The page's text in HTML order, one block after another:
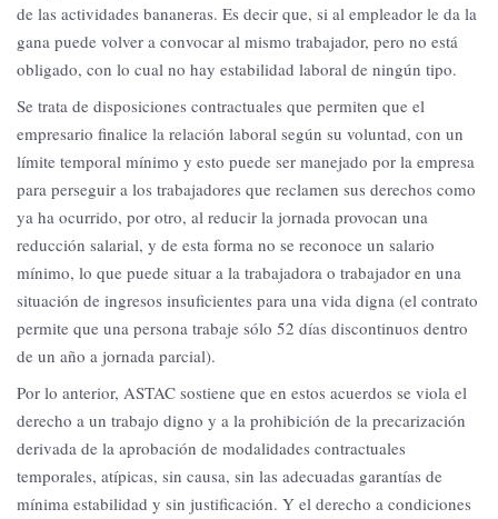
de las actividades bananeras. Es decir que, si al empleador le da la
gana puede volver a convocar al mismo trabajador, pero no está
obligado, con lo cual no hay estabilidad laboral de ningún tipo.
Se trata de disposiciones contractuales que permiten que el
empresario finalice la relación laboral según su voluntad, con un
límite temporal mínimo y esto puede ser manejado por la empresa
para perseguir a los trabajadores que reclamen sus derechos como
ya ha ocurrido, por otro, al reducir la jornada provocan una
reducción salarial, y de esta forma no se reconoce un salario
mínimo, lo que puede situar a la trabajadora o trabajador en una
situación de ingresos insuficientes para una vida digna (el contrato
permite que una persona trabaje sólo 52 días discontinuos dentro
de un año a jornada parcial).
Por lo anterior, ASTAC sostiene que en estos acuerdos se viola el
derecho a un trabajo digno y a la prohibición de la precarización
derivada de la aprobación de modalidades contractuales
temporales, atípicas, sin causa, sin las adecuadas garantías de
mínima estabilidad y sin justificación. Y el derecho a condiciones